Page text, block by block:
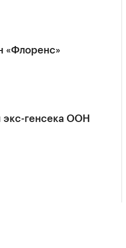
«Флоренс»
генсека ООН